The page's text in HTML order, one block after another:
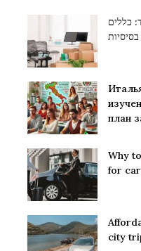
כללים
план
Why
for
city